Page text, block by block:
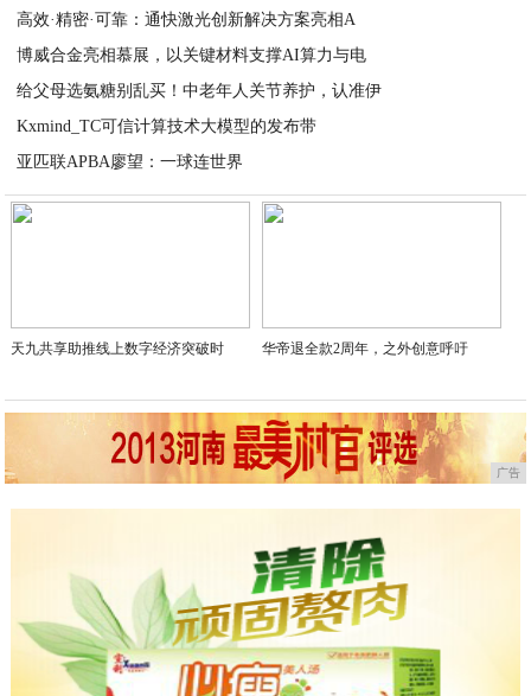
高效·精密·可靠：通快激光创新解决方案亮相A
博威合金亮相慕展，以关键材料支撑AI算力与电
给父母选氨糖别乱买！中老年人关节养护，认准伊
Kxmind_TC可信计算技术大模型的发布带
亚匹联APBA廖望：一球连世界
2026-07-03
天九共享助推线上数字经济突破时 华帝退全款2周年，之外创意呼吁
广告